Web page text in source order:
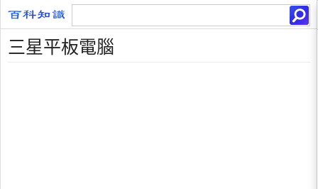
三星平板電腦